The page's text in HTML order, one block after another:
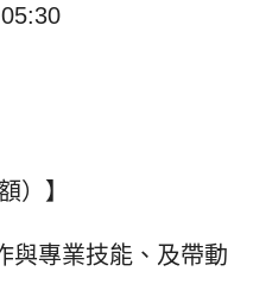
）】
與專業技能、及帶動